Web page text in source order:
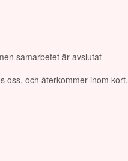
samarbetet är avslutat
oss, och återkommer inom kort.